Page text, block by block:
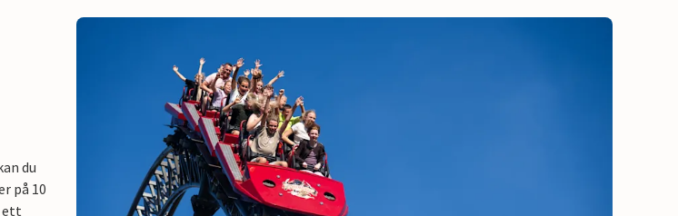
du
på 10
ett